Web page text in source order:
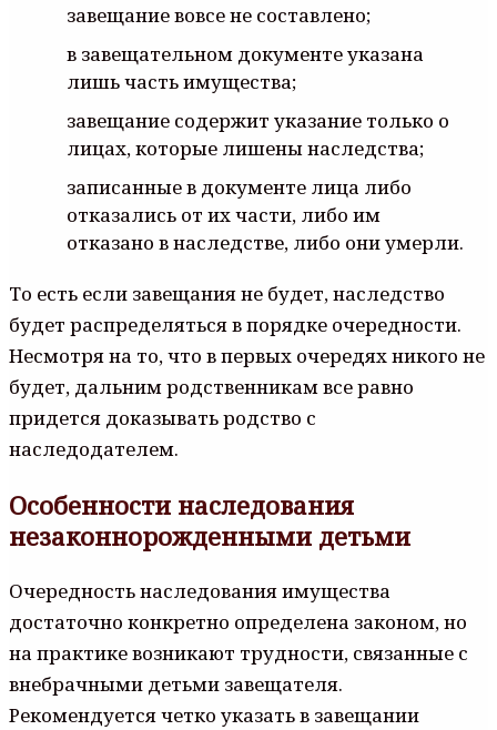
завещание вовсе не составлено;
в завещательном документе указана
лишь часть имущества;
завещание содержит указание только о
лицах, которые лишены наследства;
записанные в документе лица либо
отказались от их части, либо им
отказано в наследстве, либо они умерли.
То есть если завещания не будет, наследство
будет распределяться в порядке очередности.
Несмотря на то, что в первых очередях никого не
будет, дальним родственникам все равно
придется доказывать родство с
наследодателем.
Особенности наследования
незаконнорожденными детьми
Очередность наследования имущества
достаточно конкретно определена законом, но
на практике возникают трудности, связанные с
внебрачными детьми завещателя.
Рекомендуется четко указать в завещании